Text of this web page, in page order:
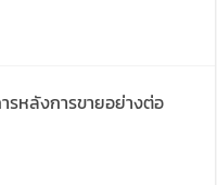
รหลังการขายอย่างต่อ